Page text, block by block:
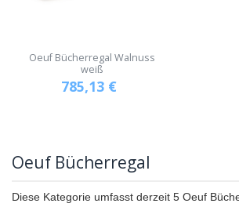
Oeuf Bücherregal Walnuss
weiß
785,13 €
Oeuf Bücherregal
Diese Kategorie umfasst derzeit 5 Oeuf